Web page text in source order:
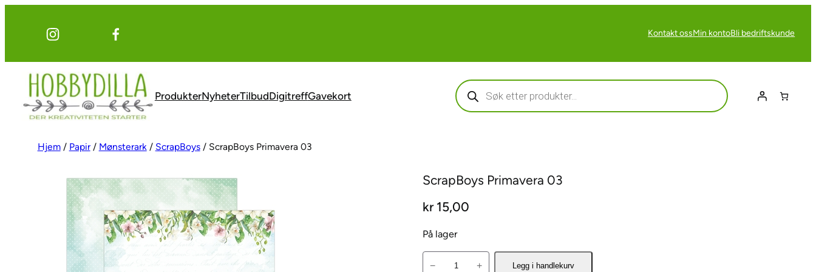
Kontakt ossMin kontoBli bedriftskunde
ProdukterNyheterTilbudDigitreffGavekort
Products
search
Hjem/ Papir/ Mønsterark/ ScrapBoys/ ScrapBoys Primavera 03
ScrapBoys Primavera 03
kr15,00
På lager
− + Legg i handlekurv